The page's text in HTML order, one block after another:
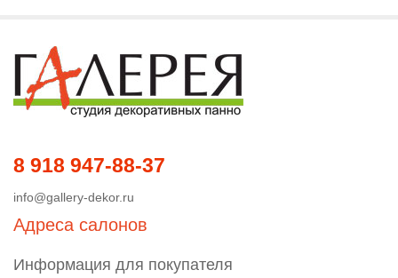
8 918 947-88-37
info@gallery-dekor.ru
Адреса салонов
Информация для покупателя